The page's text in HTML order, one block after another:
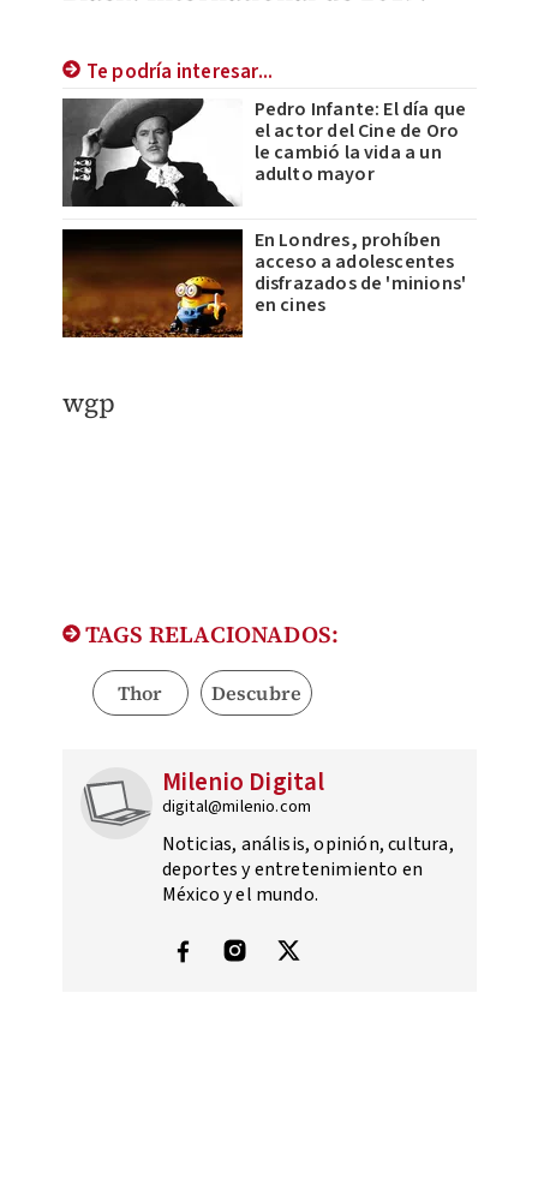
Te podría interesar...
Pedro Infante: El día que
el actor del Cine de Oro
le cambió la vida a un
adulto mayor
En Londres, prohíben
acceso a adolescentes
disfrazados de 'minions'
en cines
wgp
TAGS RELACIONADOS:
Thor Descubre
Milenio Digital
digital@milenio.com
Noticias, análisis, opinión, cultura,
deportes y entretenimiento en
México y el mundo.